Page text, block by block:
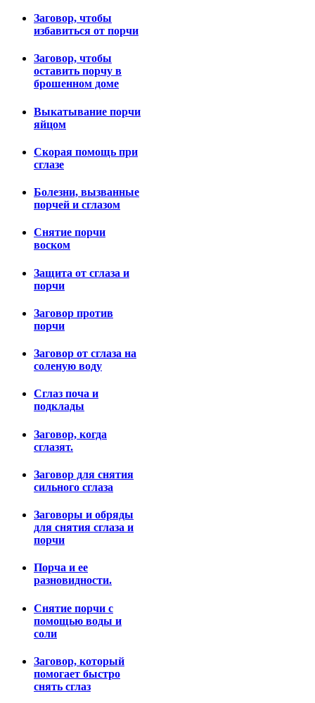
Заговор, чтобы
избавиться от порчи
Заговор, чтобы
оставить порчу в
брошенном доме
Выкатывание порчи
яйцом
Скорая помощь при
сглазе
Болезни, вызванные
порчей и сглазом
Снятие порчи
воском
Защита от сглаза и
порчи
Заговор против
порчи
Заговор от сглаза на
соленую воду
Сглаз поча и
подклады
Заговор, когда
сглазят.
Заговор для снятия
сильного сглаза
Заговоры и обряды
для снятия сглаза и
порчи
Порча и ее
разновидности.
Снятие порчи с
помощью воды и
соли
Заговор, который
помогает быстро
снять сглаз